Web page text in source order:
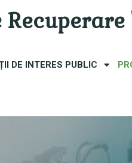
DE INTERES PUBLIC